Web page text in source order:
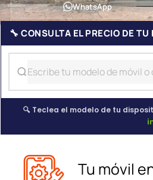
WhatsApp
🔧 CONSULTA EL PRECIO DE TU
🔍 Teclea el modelo de tu
Tu móvil